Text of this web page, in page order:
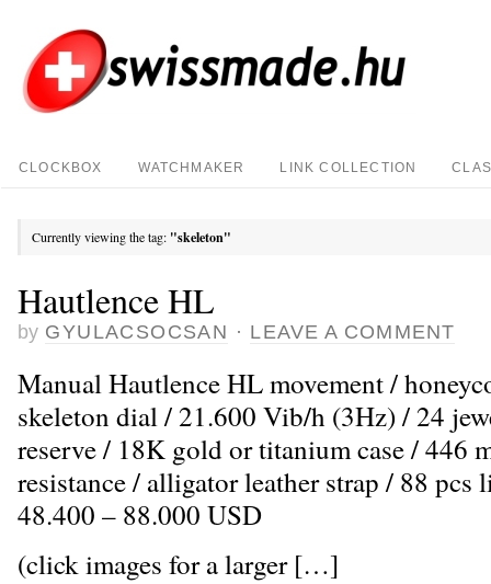
CLOCKBOX WATCHMAKER LINK COLLECTION
Currently viewing the tag: "skeleton"
Hautlence HL
by GYULACSOCSAN · LEAVE A COMMENT
Manual Hautlence HL movement /
skeleton dial / 21.600 Vib/h (3Hz) / 24
reserve / 18K gold or titanium case / 446
resistance / alligator leather strap / 88
48.400 – 88.000 USD
(click images for a larger […]